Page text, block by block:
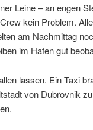
Leine – an engen
kein Problem.
am Nachmittag
im Hafen gut
lassen. Ein Taxi
von Dubrovnik